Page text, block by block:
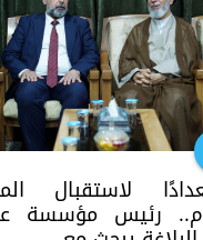
لاستقبال
رئيس مؤسسة